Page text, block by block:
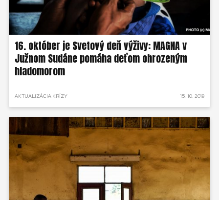
16. október je Svetový deň výživy: MAGNA v
Južnom Sudáne pomáha deťom ohrozeným
hladomorom
AKTUALIZÁCIA KRÍZY 15. 10. 2019